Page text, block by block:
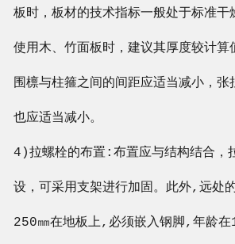
板时，板材的技术指标一般处于标准干
使用木、竹面板时，建议其厚度较计算
围檩与柱箍之间的间距应适当减小，张
也应适当减小。
4)拉螺栓的布置:布置应与结构结合，
设，可采用支架进行加固。此外,远
250㎜在地板上,必须嵌入钢脚,年龄在